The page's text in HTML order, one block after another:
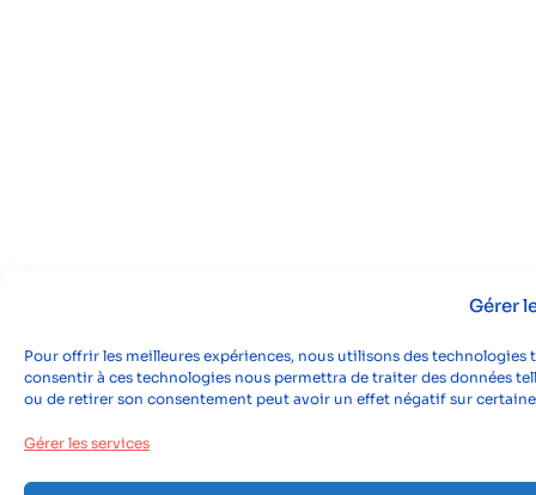
Gérer
Pour offrir les meilleures expériences, nous utilisons des
consentir à ces technologies nous permettra de traiter des données
ou de retirer son consentement peut avoir un effet négatif sur
Gérer les services